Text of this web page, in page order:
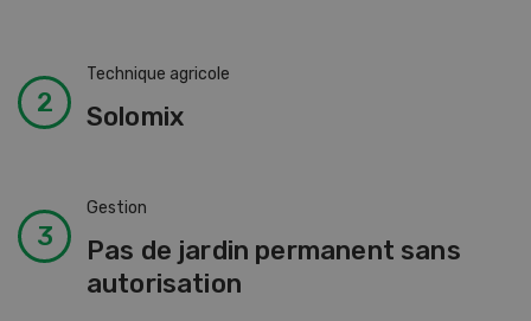
Technique agricole
Solomix
Gestion
Pas de jardin permanent sans
autorisation